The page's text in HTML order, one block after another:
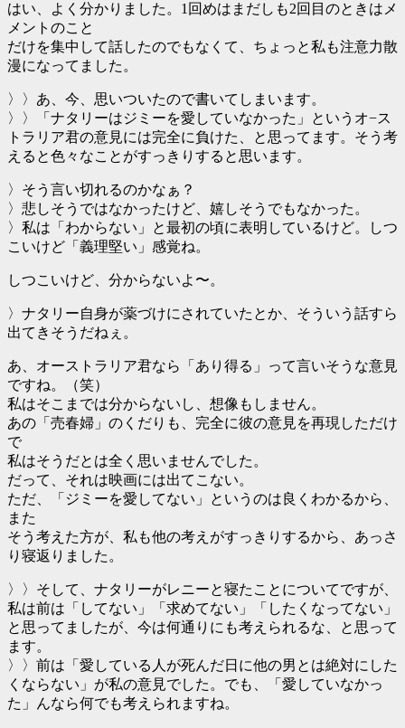
はい、よく分かりました。1回めはまだしも2回目のときはメ
メントのこと
だけを集中して話したのでもなくて、ちょっと私も注意力散
漫になってました。
〉〉あ、今、思いついたので書いてしまいます。
〉〉「ナタリーはジミーを愛していなかった」というオ−ス
トラリア君の意見には完全に負けた、と思ってます。そう考
えると色々なことがすっきりすると思います。
〉そう言い切れるのかなぁ？
〉悲しそうではなかったけど、嬉しそうでもなかった。
〉私は「わからない」と最初の頃に表明しているけど。しつ
こいけど「義理堅い」感覚ね。
しつこいけど、分からないよ〜。
〉ナタリー自身が薬づけにされていたとか、そういう話すら
出てきそうだねぇ。
あ、オーストラリア君なら「あり得る」って言いそうな意見
ですね。（笑）
私はそこまでは分からないし、想像もしません。
あの「売春婦」のくだりも、完全に彼の意見を再現しただけ
で
私はそうだとは全く思いませんでした。
だって、それは映画には出てこない。
ただ、「ジミーを愛してない」というのは良くわかるから、
また
そう考えた方が、私も他の考えがすっきりするから、あっさ
り寝返りました。
〉〉そして、ナタリーがレニーと寝たことについてですが、
私は前は「してない」「求めてない」「したくなってない」
と思ってましたが、今は何通りにも考えられるな、と思って
ます。
〉〉前は「愛している人が死んだ日に他の男とは絶対にした
くならない」が私の意見でした。でも、「愛していなかっ
た」んなら何でも考えられますね。